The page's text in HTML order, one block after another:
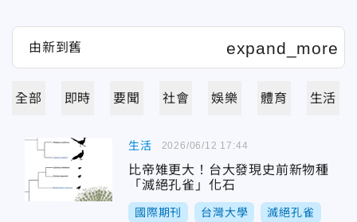
全部 即時 要聞 社會 娛樂 體育 生活
生活
比帝雉更大！台大發現史前新物種
「滅絕孔雀」化石
國際期刊 台灣大學 滅絕孔雀
2026/06/12 17:44